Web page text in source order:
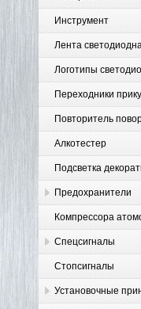
Инструмент
Лента
Логотипы
Переходники
Повторитель
Алкотестер
Подсветка
Предохранители
Компрессора
Спецсигналы
Стопсигналы
Установочные